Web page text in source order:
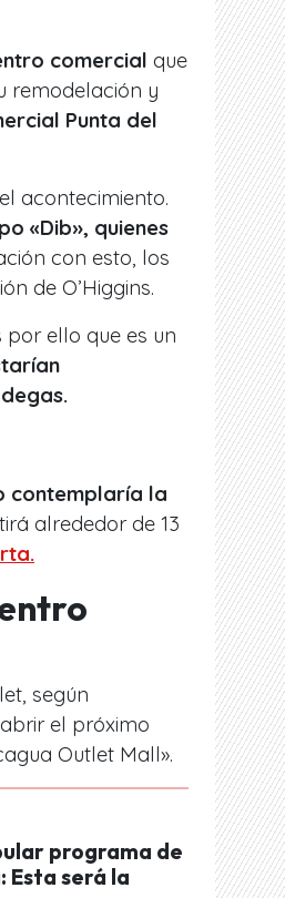
comercial que
remodelación y
Punta del
acontecimiento.
«Dib», quienes
con esto, los
de O’Higgins.
ello que es un
contemplaría la
alrededor de 13
según
el próximo
Outlet Mall».
programa de
Esta será la